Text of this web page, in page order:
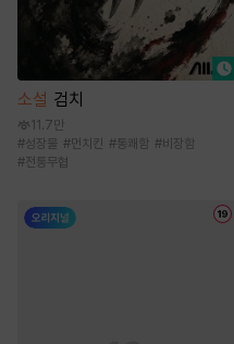
소설 검치
11.7만
#성장물 #먼치킨 #통쾌함 #비장함
#전통무협